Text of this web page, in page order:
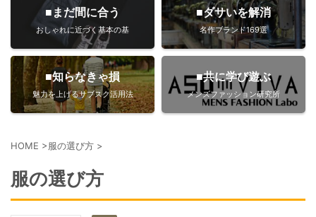
■まだ間に合う
おしゃれに近づく基本の基
■ダサいを解消
名作ブランド169選
■知らなきゃ損
魅力を上げるサブスク活用法
■共に学び遊ぶ
メンズファッション研究所
HOME >服の選び方 >
服の選び方